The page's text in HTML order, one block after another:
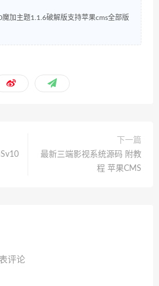
魔加主题1.1.6破解版支持苹果cms全部版
下一篇
最新三端影视系统源码 附教
程 苹果CMS
评论